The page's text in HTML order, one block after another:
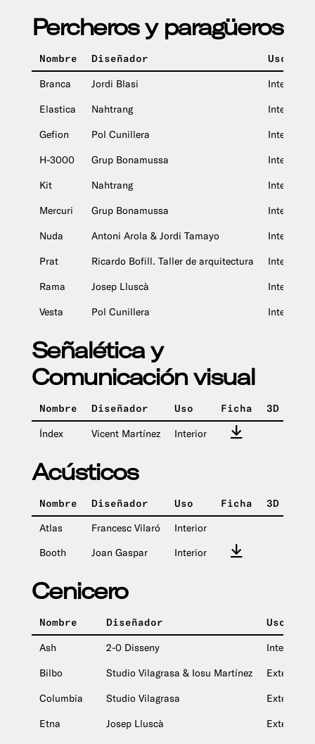
Percheros y paragüeros
Nombre Diseñador Uso
Branca Jordi Blasi Interior
Elastica Nahtrang Interior
Gefion Pol Cunillera Interior
H-3000 Grup Bonamussa Interior
Kit Nahtrang Interior
Mercuri Grup Bonamussa Interior
Nuda Antoni Arola & Jordi Tamayo Interior
Prat Ricardo Bofill. Taller de arquitectura Interior
Rama Josep Lluscà Interior
Vesta Pol Cunillera Interior
Señalética y
Comunicación visual
Nombre Diseñador Uso Ficha 3D
Índex Vicent Martínez Interior
Acústicos
Nombre Diseñador Uso Ficha 3D
Atlas Francesc Vilaró Interior
Booth Joan Gaspar Interior
Cenicero
Nombre Diseñador Uso
Ash 2-0 Disseny Interior y
Bilbo Studio Vilagrasa & Iosu Martínez Exterior
Columbia Studio Vilagrasa Exterior
Etna Josep Lluscà Exterior